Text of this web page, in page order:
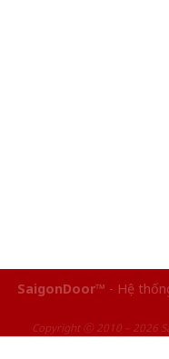
SaigonDoor™ - Hệ
Copyright ⓒ 2010 – 2026